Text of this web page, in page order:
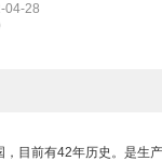
04-28
目前有42年历史。是生